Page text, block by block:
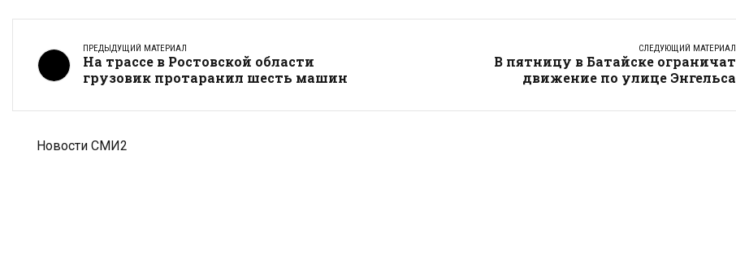
ПРЕДЫДУЩИЙ МАТЕРИАЛ
На трассе в Ростовской области
грузовик протаранил шесть машин
СЛЕДУЮЩИЙ МАТЕРИАЛ
В пятницу в Батайске ограничат
движение по улице Энгельса
Новости СМИ2